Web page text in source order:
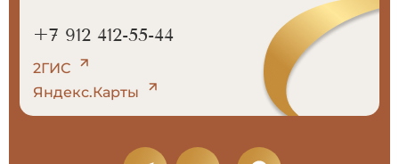
+7 912 412-55-44
2ГИС
Яндекс.Карты